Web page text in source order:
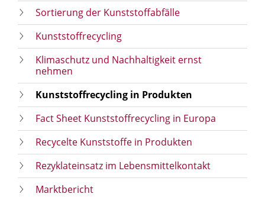
Sortierung der Kunststoffabfälle
Kunststoffrecycling
Klimaschutz und Nachhaltigkeit ernst
nehmen
Kunststoffrecycling in Produkten
Fact Sheet Kunststoffrecycling in Europa
Recycelte Kunststoffe in Produkten
Rezyklateinsatz im Lebensmittelkontakt
Marktbericht